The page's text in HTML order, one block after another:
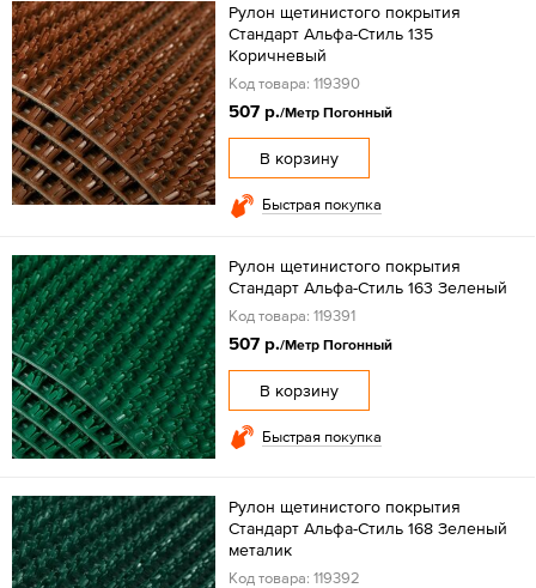
Рулон щетинистого покрытия
Стандарт Альфа-Стиль 135
Коричневый
Код товара: 119390
507 р./Метр Погонный
В корзину
Быстрая покупка
Рулон щетинистого покрытия
Стандарт Альфа-Стиль 163 Зеленый
Код товара: 119391
507 р./Метр Погонный
В корзину
Быстрая покупка
Рулон щетинистого покрытия
Стандарт Альфа-Стиль 168 Зеленый
металик
Код товара: 119392